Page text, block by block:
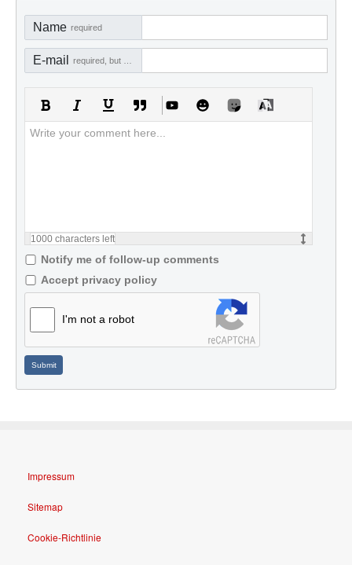
Name required
E-mail
1000 characters left
Notify me of follow-up comments
Accept privacy policy
I'm not a robot
Submit
Impressum
Sitemap
Cookie-Richtlinie